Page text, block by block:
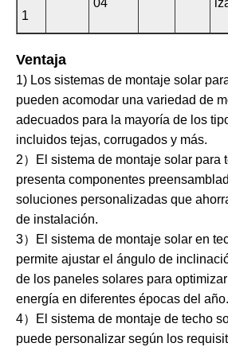
1
04
Ventaja
1) Los sistemas de montaje solar
pueden acomodar una variedad de
adecuados para la mayoría de los
incluidos tejas, corrugados y más.
2）El sistema de montaje solar para
presenta componentes
soluciones personalizadas que
de instalación.
3）El sistema de montaje solar en
permite ajustar el ángulo de
de los paneles solares para
energía en diferentes épocas del año.
4）El sistema de montaje de techo
puede personalizar según los